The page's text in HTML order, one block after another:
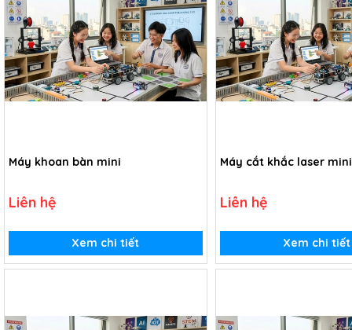
Máy khoan bàn mini
Liên hệ
Xem chi tiết
Máy cắt khắc laser
Liên hệ
Xem chi tiết